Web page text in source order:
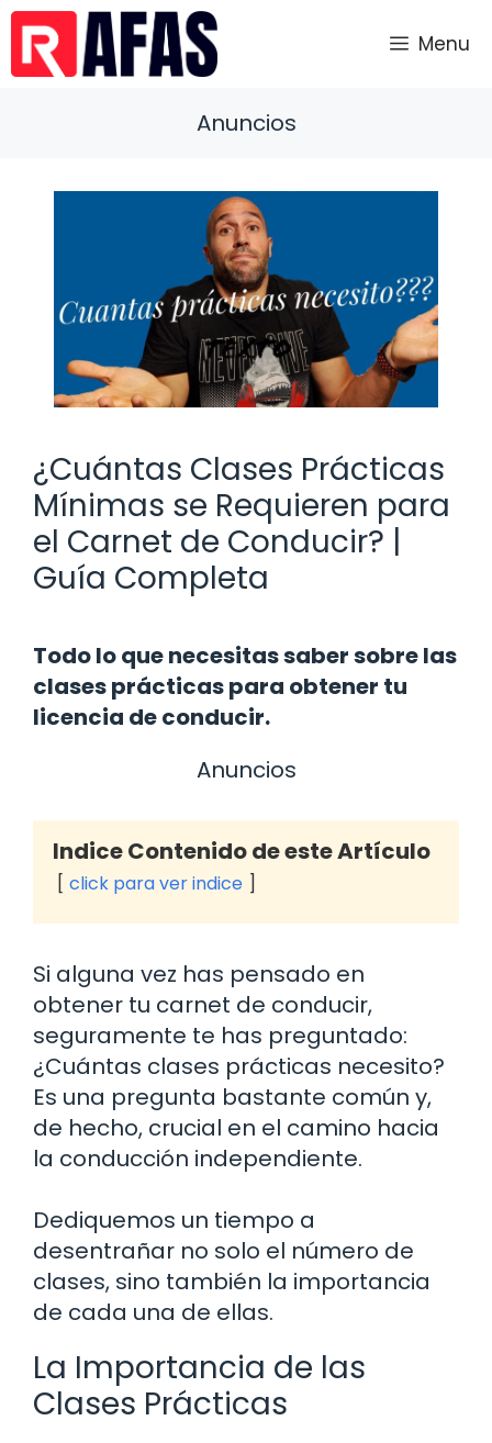
Saltar
contenido
Menu
Anuncios
¿Cuántas Clases Prácticas
Mínimas se Requieren para
el Carnet de Conducir? |
Guía Completa
Todo lo que necesitas saber sobre las
clases prácticas para obtener tu
licencia de conducir.
Anuncios
Indice Contenido de este Artículo
click para ver indice
Si alguna vez has pensado en
obtener tu carnet de conducir,
seguramente te has preguntado:
¿Cuántas clases prácticas necesito?
Es una pregunta bastante común y,
de hecho, crucial en el camino hacia
la conducción independiente.
Dediquemos un tiempo a
desentrañar no solo el número de
clases, sino también la importancia
de cada una de ellas.
La Importancia de las
Clases Prácticas